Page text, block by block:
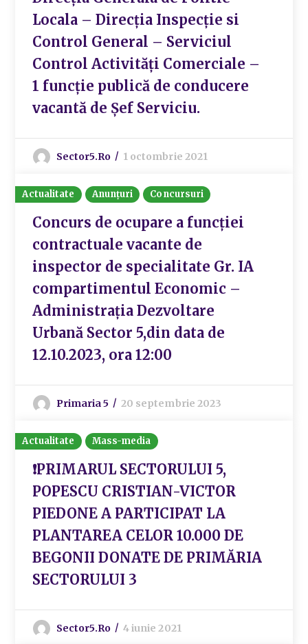
Locala – Direcția Inspecție si
Control General – Serviciul
Control Activități Comerciale –
1 funcție publică de conducere
vacantă de Șef Serviciu.
Sector5.ro 1 octombrie 2021
Actualitate Anunțuri Concursuri
Concurs de ocupare a funcției
contractuale vacante de
inspector de specialitate Gr. IA
compartimentul Economic –
Administrația Dezvoltare
Urbană Sector 5,din data de
12.10.2023, ora 12:00
Primaria 5 20 septembrie 2023
Actualitate Mass-media
❗️PRIMARUL SECTORULUI 5,
POPESCU CRISTIAN-VICTOR
PIEDONE A PARTICIPAT LA
PLANTAREA CELOR 10.000 DE
BEGONII DONATE DE PRIMĂRIA
SECTORULUI 3
Sector5.ro 4 iunie 2021